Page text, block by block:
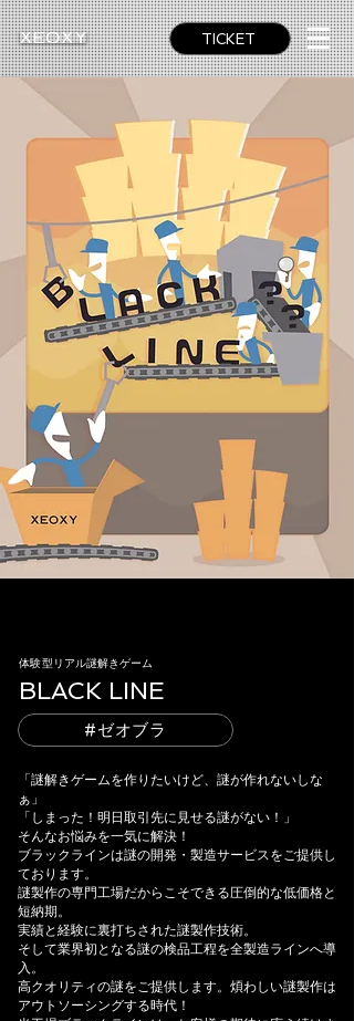
TICKET
​体験型リアル謎解きゲーム
BLACK LINE
「謎解きゲームを作りたいけど、謎が作れないしな
ぁ」
「しまった！明日取引先に見せる謎がない！」
そんなお悩みを一気に解決！
ブラックラインは謎の開発・製造サービスをご提供し
ております。
謎製作の専門工場だからこそできる圧倒的な低価格と
短納期。
実績と経験に裏打ちされた謎製作技術。
そして業界初となる謎の検品工程を全製造ラインへ導
入。
高クオリティの謎をご提供します。煩わしい謎製作は
アウトソーシングする時代！
#ゼオブラ